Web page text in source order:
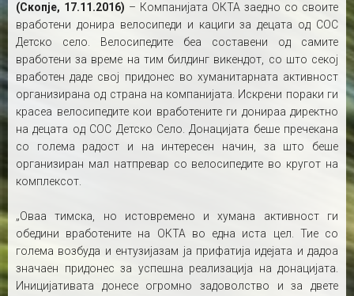
(Скопје, 17.11.2016) – Компанијата ОКТА заедно со своите
вработени донира велосипеди и кациги за децата од СОС
Детско село. Велосипедите беа составени од самите
вработени за време на тим билдинг викендот, со што секој
вработен даде свој придонес во хуманитарната активност
организирана од страна на компанијата. Искрени пораки ги
красеа велосипедите кои вработените ги донираа директно
на децата од СОС Детско Село. Донацијата беше пречекана
со голема радост и на интересен начин, за што беше
организиран мал натпревар со велосипедите во кругот на
комплексот.
„Оваа тимска, но истовремено и хумана активност ги
обедини вработените на ОКТА во една иста цел. Тие со
голема возбуда и ентузијазам ја прифатија идејата и дадоа
значаен придонес за успешна реализација на донацијата.
Иницијативата донесе огромно задоволство и за двете